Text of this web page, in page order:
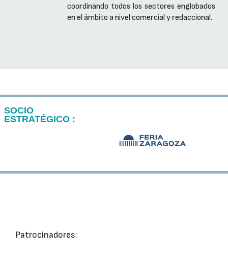
coordinando todos los sectores englobados
en el ámbito a nivel comercial y redaccional.
SOCIO
ESTRATÉGICO :
Patrocinadores: